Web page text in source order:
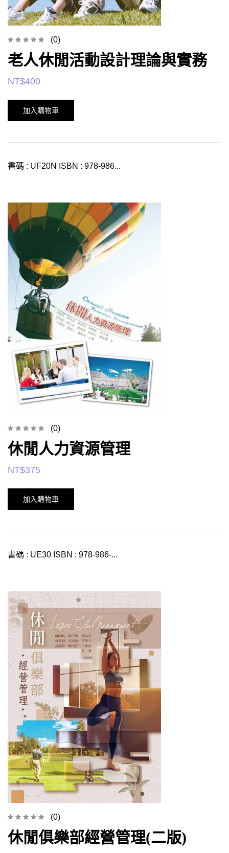
(0)
老人休閒活動設計理論與實務
NT$400
加入購物車
書碼 : UF20N ISBN : 978-986...
(0)
休閒人力資源管理
NT$375
加入購物車
書碼 : UE30 ISBN : 978-986-...
(0)
休閒俱樂部經營管理(二版)